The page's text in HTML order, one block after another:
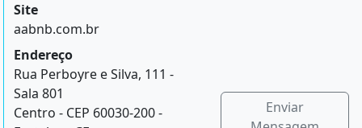
Site
aabnb.com.br
Endereço
Rua Perboyre e Silva, 111 -
Sala 801
Centro - CEP 60030-200 -
Enviar